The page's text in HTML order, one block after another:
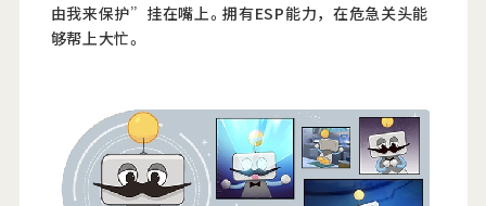
由我来保护”挂在嘴上。拥有ESP能力，在危急关头能
够帮上大忙。